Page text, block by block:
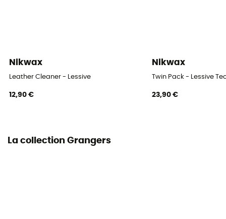
Nikwax
Leather Cleaner - Lessive
12,90 €
Nikwax
Twin Pack - Lessive
23,90 €
La collection Grangers